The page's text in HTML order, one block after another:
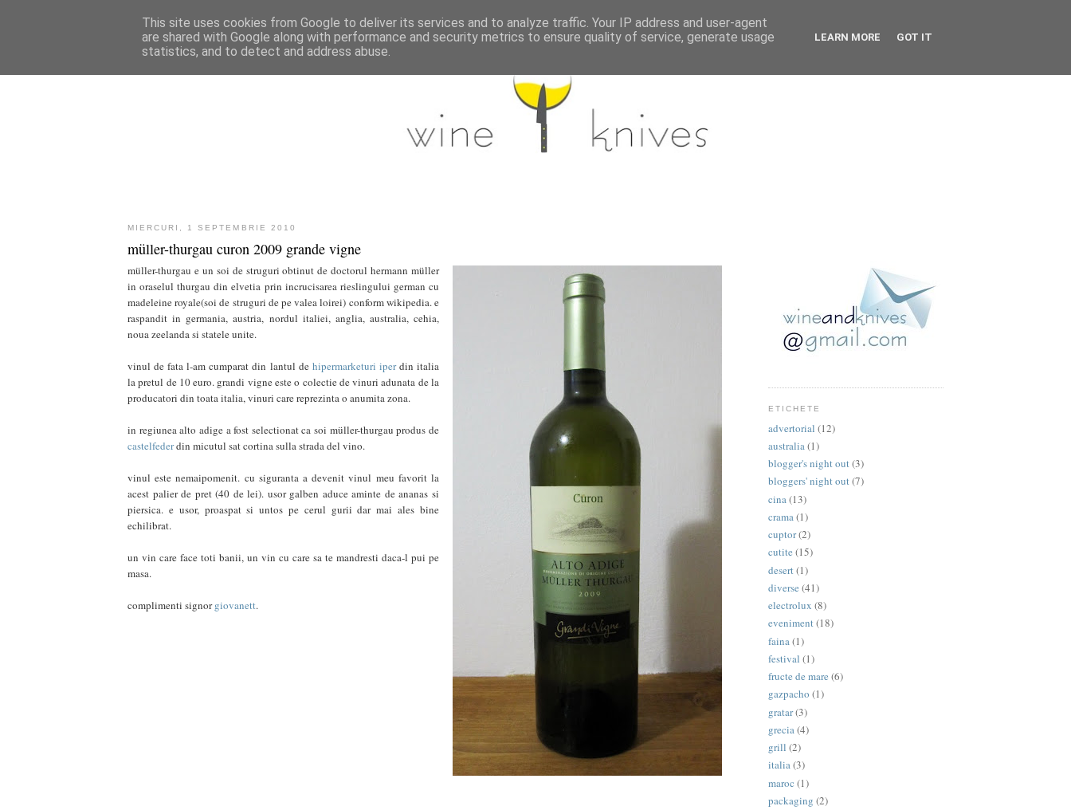
MIERCURI, 1 SEPTEMBRIE 2010
müller-thurgau curon 2009 grande vigne
müller-thurgau e un soi de struguri obtinut de doctorul hermann müller
in oraselul thurgau din elvetia prin incrucisarea rieslingului german cu
madeleine royale(soi de struguri de pe valea loirei) conform wikipedia. e
raspandit in germania, austria, nordul italiei, anglia, australia, cehia,
noua zeelanda si statele unite.
vinul de fata l-am cumparat din lantul de hipermarketuri iperdin italia
la pretul de 10 euro. grandi vigne este o colectie de vinuri adunata de la
producatori din toata italia, vinuri care reprezinta o anumita zona.
in regiunea alto adige a fost selectionat ca soi müller-thurgau produs de
castelfederdin micutul sat cortina sulla strada del vino.
vinul este nemaipomenit. cu siguranta a devenit vinul meu favorit la
acest palier de pret (40 de lei). usor galben aduce aminte de ananas si
piersica. e usor, proaspat si untos pe cerul gurii dar mai ales bine
echilibrat.
un vin care face toti banii, un vin cu care sa te mandresti daca-l pui pe
masa.
complimenti signorgiovanett.
ETICHETE
advertorial (12)
australia(1)
blogger's night out(3)
bloggers' night out(7)
cina (13)
crama(1)
cuptor(2)
cutite (15)
desert (1)
diverse (41)
electrolux (8)
eveniment(18)
faina (1)
festival (1)
fructe de mare (6)
gazpacho (1)
gratar(3)
grecia(4)
grill (2)
italia(3)
maroc (1)
packaging (2)
This site uses cookies from Google to deliver its services and to analyze traffic. Your IP address and user-agent
are shared with Google along with performance and security metrics to ensure quality of service, generate usage
statistics, and to detect and address abuse.
LEARN MORE GOT IT